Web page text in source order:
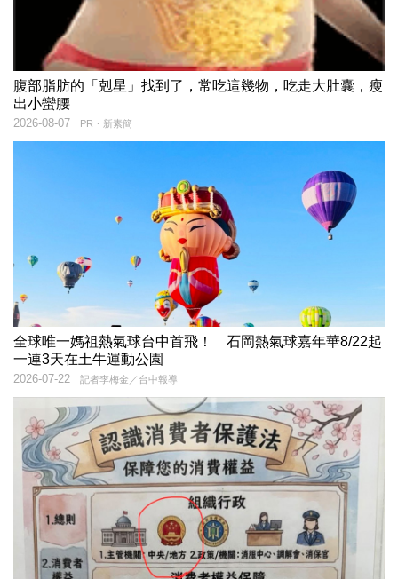
腹部脂肪的「剋星」找到了，常吃這幾物，吃走大肚囊，瘦
出小蠻腰
PR・新素簡
2026-08-07
全球唯一媽祖熱氣球台中首飛！ 石岡熱氣球嘉年華8/22起
一連3天在土牛運動公園
記者李梅金／台中報導
2026-07-22